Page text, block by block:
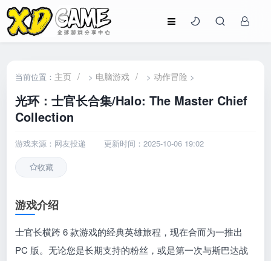
当前位置： 主页 / > 电脑游戏 / >动作冒险 >
光环：士官长合集/Halo: The Master Chief
Collection
游戏来源：网友投递 更新时间：2025-10-06 19:02
收藏
游戏介绍
士官长横跨 6 款游戏的经典英雄旅程，现在合而为一推出
PC 版。无论您是长期支持的粉丝，或是第一次与斯巴达战